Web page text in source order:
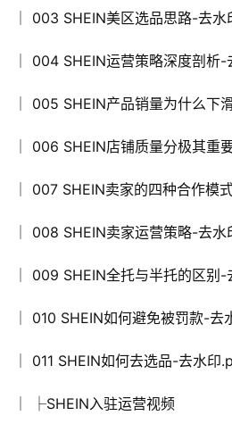
│ 003 SHEIN美区选品思路-去
│ 004 SHEIN运营策略深度剖析
│ 005 SHEIN产品销量为什么下
│ 006 SHEIN店铺质量分极其重
│ 007 SHEIN卖家的四种合作模
│ 008 SHEIN卖家运营策略-去
│ 009 SHEIN全托与半托的区别
│ 010 SHEIN如何避免被罚款-去
│ 011 SHEIN如何去选品-去水印
│ ├SHEIN入驻运营视频